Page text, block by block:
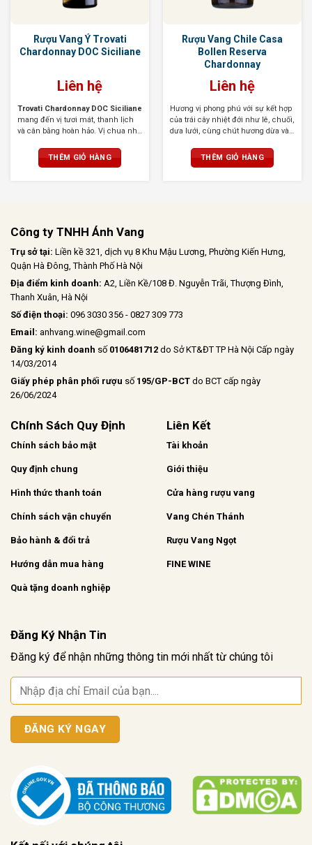
Rượu Vang Ý Trovati
Chardonnay DOC Siciliane
Liên hệ
Trovati Chardonnay DOC Siciliane
mang đến vị tươi mát, thanh lịch
và cân bằng hoàn hảo. Vị chua nhẹ
cây ngọt ngào và hậu vị kéo dài, để
lại ấn tượng khó phai trong lòng
THÊM GIỎ HÀNG
Rượu Vang Chile Casa
Bollen Reserva
Chardonnay
Liên hệ
Hương vị phong phú với sự kết hợp
của trái cây nhiệt đới như lê, chuối,
dưa lưới, cùng chút hương dừa và
đào hoặc hoa cam tạo nên cảm
giác tươi mới và hấp dẫn
THÊM GIỎ HÀNG
Công ty TNHH Ánh Vang
Trụ sở tại: Liền kề 321, dịch vụ 8 Khu Mậu Lương, Phường Kiến Hưng,
Quận Hà Đông, Thành Phố Hà Nội
Địa điểm kinh doanh: A2, Liền Kề/108 Đ. Nguyễn Trãi, Thượng Đình,
Thanh Xuân, Hà Nội
Số điện thoại: 096 3030 356 - 0827 309 773
Email: anhvang.wine@gmail.com
Đăng ký kinh doanh số 0106481712 do Sở KT&ĐT TP Hà Nội Cấp ngày
14/03/2014
Giấy phép phân phối rượu số 195/GP-BCT do BCT cấp ngày
26/06/2024
Chính Sách Quy Định
Chính sách bảo mật
Quy định chung
Hình thức thanh toán
Chính sách vận chuyển
Bảo hành & đổi trả
Hướng dẫn mua hàng
Quà tặng doanh nghiệp
Liên Kết
Tài khoản
Giới thiệu
Cửa hàng rượu vang
Vang Chén Thánh
Rượu Vang Ngọt
FINE WINE
Đăng Ký Nhận Tin
Đăng ký để nhận những thông tin mới nhất từ chúng tôi